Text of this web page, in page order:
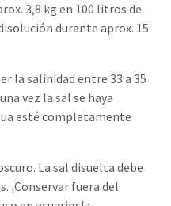
3,8 kg en 100 litros de
durante aprox. 15
la salinidad entre 33 a 35
vez la sal se haya
esté completamente
La sal disuelta debe
¡Conservar fuera del